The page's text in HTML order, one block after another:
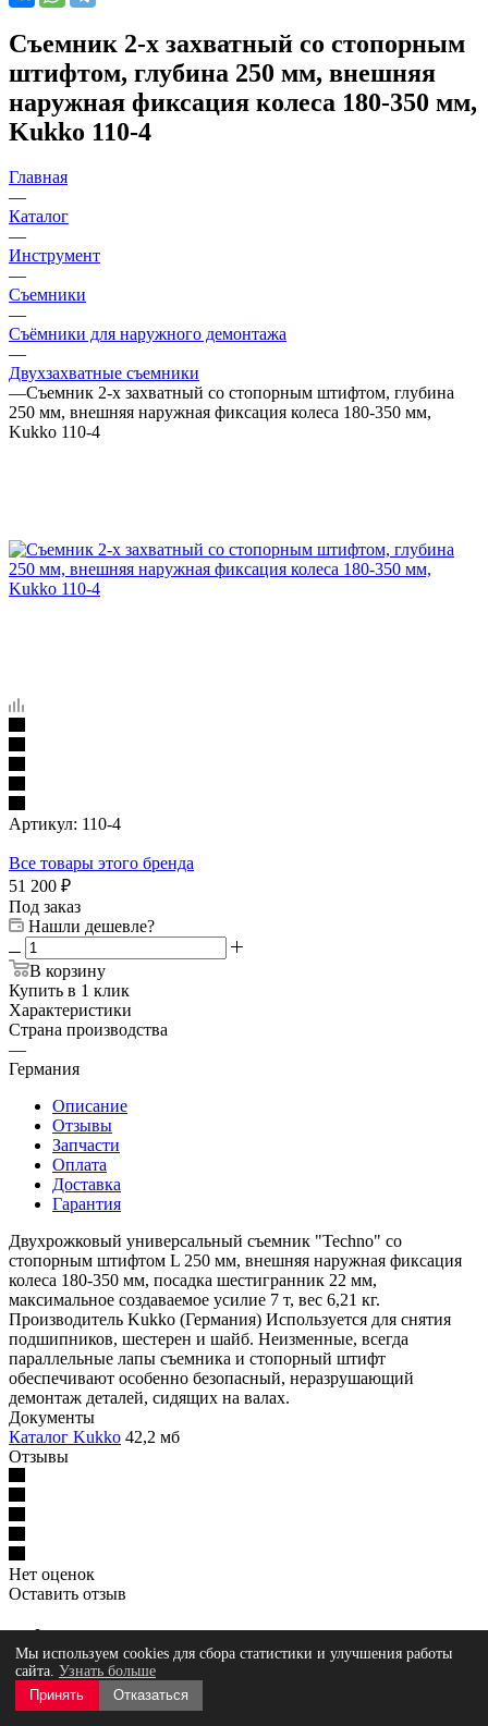
Съемник 2-х захватный со стопорным
штифтом, глубина 250 мм, внешняя
наружная фиксация колеса 180-350 мм,
Kukko 110-4
Главная
—
Каталог
—
Инструмент
—
Съемники
—
Съёмники для наружного демонтажа
—
Двухзахватные съемники
—Съемник 2-х захватный со стопорным штифтом, глубина
250 мм, внешняя наружная фиксация колеса 180-350 мм,
Kukko 110-4
Артикул: 110-4
Все товары этого бренда
51 200 ₽
Под заказ
Нашли дешевле?
В корзину
Купить в 1 клик
Характеристики
Страна производства
—
Германия
Описание
Отзывы
Запчасти
Оплата
Доставка
Гарантия
Двухрожковый универсальный съемник "Techno" со
стопорным штифтом L 250 мм, внешняя наружная фиксация
колеса 180-350 мм, посадка шестигранник 22 мм,
максимальное создаваемое усилие 7 т, вес 6,21 кг.
Производитель Kukko (Германия) Используется для снятия
подшипников, шестерен и шайб. Неизменные, всегда
параллельные лапы съемника и стопорный штифт
обеспечивают особенно безопасный, неразрушающий
демонтаж деталей, сидящих на валах.
Документы
Каталог Kukko 42,2 мб
Отзывы
Нет оценок
Оставить отзыв
Загрузка отзывов...
Мы используем cookies для сбора статистики и улучшения работы
сайта. Узнать больше
Принять
Отказаться